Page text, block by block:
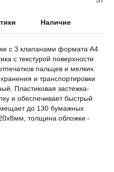
Наличие
с 3 клапанами формата А4
с текстурой поверхности
пальцев и мелких
и транспортировки
Пластиковая застежка-
и обеспечивает быстрый
до 130 бумажных
толщина обложки -